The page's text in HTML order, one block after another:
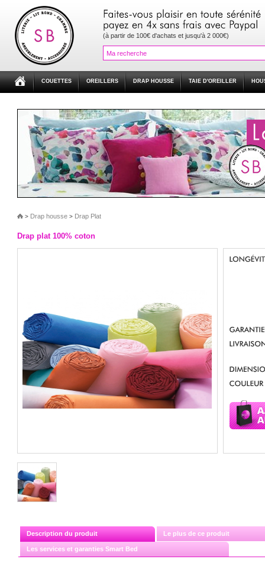
(à partir de 100€ d'achats et jusqu'à 2 000€)
COUETTES OREILLERS DRAP HOUSSE TAIE D'OREILLER
> Drap housse > Drap Plat
Drap plat 100% coton
Description du produit Le plus de ce produit
Les services et garanties Smart Bed